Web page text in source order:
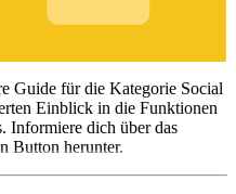
Guide für die Kategorie Social
Einblick in die Funktionen
Informiere dich über das
Button herunter.